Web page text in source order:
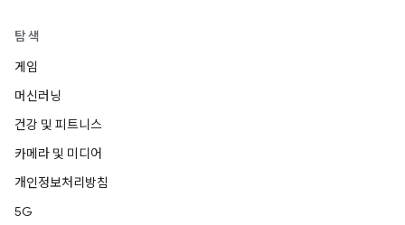
탐색
게임
머신러닝
건강 및 피트니스
카메라 및 미디어
개인정보처리방침
5G